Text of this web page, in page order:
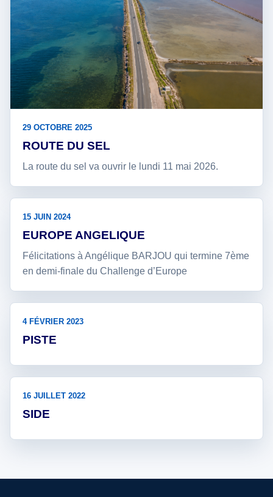
29 OCTOBRE 2025
ROUTE DU SEL
La route du sel va ouvrir le lundi 11 mai 2026.
15 JUIN 2024
EUROPE ANGELIQUE
Félicitations à Angélique BARJOU qui termine 7ème
en demi-finale du Challenge d’Europe
4 FÉVRIER 2023
PISTE
16 JUILLET 2022
SIDE